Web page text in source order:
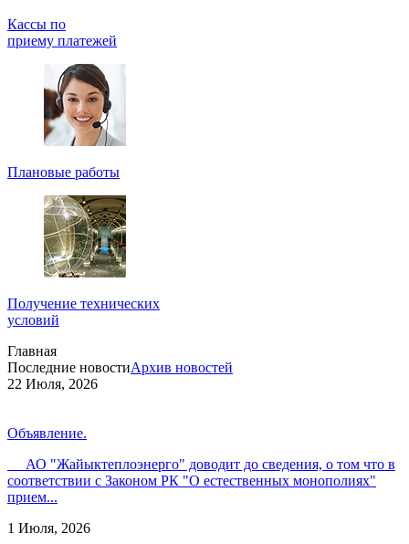
Кассы по
приему платежей
Плановые работы
Получение технических
условий
Главная
Последние новостиАрхив новостей
22 Июля, 2026
Объявление.
АО "Жайыктеплоэнерго" доводит до сведения, о том что в
соответствии с Законом РК "О естественных монополиях"
прием...
1 Июля, 2026